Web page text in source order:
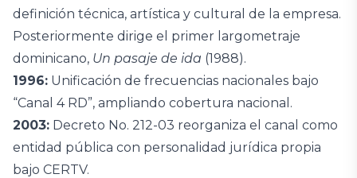
definición técnica, artística y cultural de la empresa.
Posteriormente dirige el primer largometraje
dominicano, Un pasaje de ida (1988).
1996: Unificación de frecuencias nacionales bajo
“Canal 4 RD”, ampliando cobertura nacional.
2003: Decreto No. 212-03 reorganiza el canal como
entidad pública con personalidad jurídica propia
bajo CERTV.